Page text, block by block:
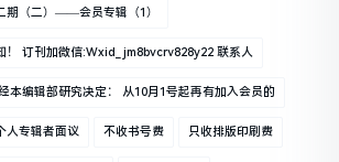
期（二）——会员专辑（1）
！ 订刊加微信:wxid_jm8bvcrv828y22 联系人
本编辑部研究决定： 从10月1号起再有加入会员的
人专辑者面议 不收书号费 只收排版印刷费